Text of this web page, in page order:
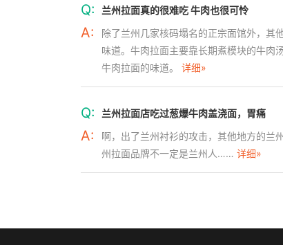
Q: 兰州拉面真的很难吃 牛肉也很可怜
A:
除了兰州几家核码塌名的正宗面馆外，其
味道。牛肉拉面主要靠长期煮模块的牛肉
牛肉拉面的味道。 详细»
Q: 兰州拉面店吃过葱爆牛肉盖浇面，胃痛
A:
啊，出了兰州衬衫的攻击，其他地方的兰
州拉面品牌不一定是兰州人…… 详细»